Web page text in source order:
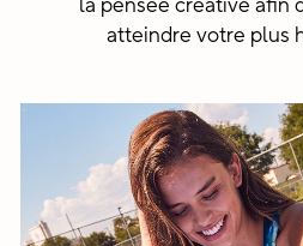
atteindre votre plus